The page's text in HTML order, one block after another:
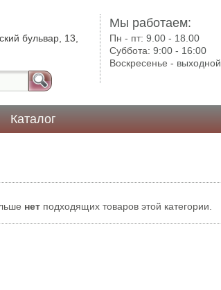
бульвар, 13,
Мы работаем:
Пн - пт:9.00 - 18.00
Суббота:9:00 - 16:00
Воскресенье - выходной
Каталог
нет подходящих товаров этой категории.